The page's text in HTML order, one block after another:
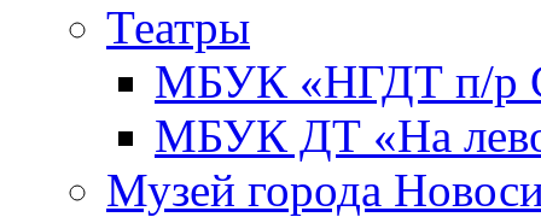
Театры
МБУК «НГДТ п/р
МБУК ДТ «На
Музей города